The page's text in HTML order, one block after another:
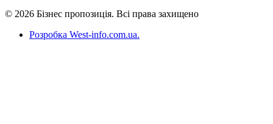
© 2026 Бізнес пропозиція. Всі права захищено
Розробка West-info.com.ua.